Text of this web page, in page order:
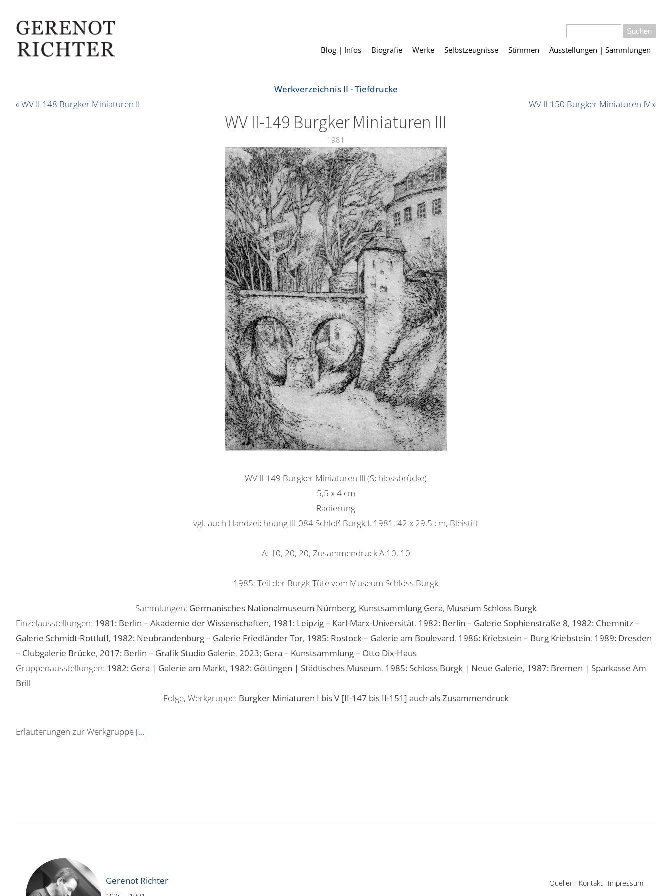
Blog | Infos Biografie Werke Selbstzeugnisse Stimmen Ausstellungen | Sammlungen
Werkverzeichnis II - Tiefdrucke
«WV II-148 Burgker Miniaturen II WV II-150 Burgker Miniaturen IV»
WV II-149 Burgker Miniaturen III
1981
WV II-149 Burgker Miniaturen III (Schlossbrücke)
5,5 x 4 cm
Radierung
vgl. auch Handzeichnung III-084 Schloß Burgk I, 1981, 42 x 29,5 cm, Bleistift
A: 10, 20, 20, Zusammendruck A:10, 10
1985: Teil der Burgk-Tüte vom Museum Schloss Burgk
Sammlungen: Germanisches Nationalmuseum Nürnberg, Kunstsammlung Gera, Museum Schloss Burgk
Einzelausstellungen: 1981: Berlin – Akademie der Wissenschaften, 1981: Leipzig – Karl-Marx-Universität, 1982: Berlin – Galerie Sophienstraße 8, 1982: Chemnitz –
Galerie Schmidt-Rottluff, 1982: Neubrandenburg – Galerie Friedländer Tor, 1985: Rostock – Galerie am Boulevard, 1986: Kriebstein – Burg Kriebstein, 1989: Dresden
– Clubgalerie Brücke, 2017: Berlin – Grafik Studio Galerie, 2023: Gera – Kunstsammlung – Otto Dix-Haus
Gruppenausstellungen: 1982: Gera | Galerie am Markt, 1982: Göttingen | Städtisches Museum, 1985: Schloss Burgk | Neue Galerie, 1987: Bremen | Sparkasse Am
Brill
Folge, Werkgruppe: Burgker Miniaturen I bis V [II-147 bis II-151] auch als Zusammendruck
Erläuterungen zur Werkgruppe […]
Gerenot Richter Quellen Kontakt Impressum